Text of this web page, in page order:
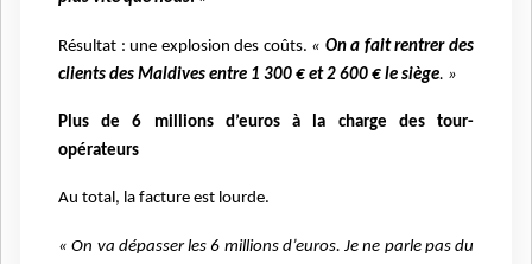
Résultat : une explosion des coûts. « On a fait rentrer des
clients des Maldives entre 1 300 € et 2 600 € le siège. »
Plus de 6 millions d’euros à la charge des tour-
opérateurs
Au total, la facture est lourde.
« On va dépasser les 6 millions d’euros. Je ne parle pas du